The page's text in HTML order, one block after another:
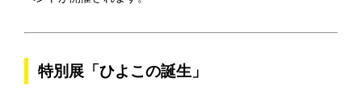
特別展「ひよこの誕生」